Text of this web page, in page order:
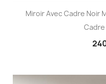
Miroir Avec Cadre Noir
Cadre